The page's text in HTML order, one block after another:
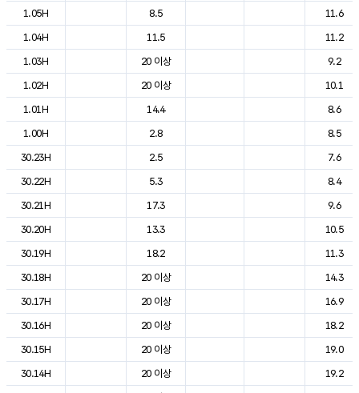
1.05H
8.5
11.6
1.04H
11.5
11.2
1.03H
20 이상
9.2
1.02H
20 이상
10.1
1.01H
14.4
8.6
1.00H
2.8
8.5
30.23H
2.5
7.6
30.22H
5.3
8.4
30.21H
17.3
9.6
30.20H
13.3
10.5
30.19H
18.2
11.3
30.18H
20 이상
14.3
30.17H
20 이상
16.9
30.16H
20 이상
18.2
30.15H
20 이상
19.0
30.14H
20 이상
19.2